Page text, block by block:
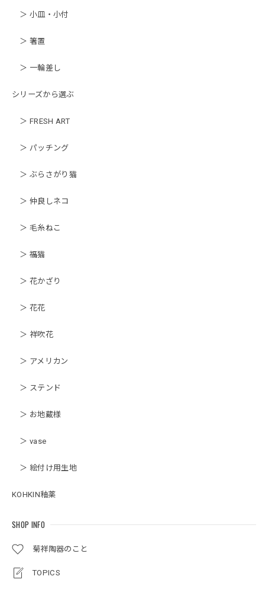
＞ 小皿・小付
＞ 箸置
＞ 一輪差し
シリーズから選ぶ
＞ FRESH ART
＞ パッチング
＞ ぶらさがり猫
＞ 仲良しネコ
＞ 毛糸ねこ
＞ 福猫
＞ 花かざり
＞ 花花
＞ 祥吹花
＞ アメリカン
＞ ステンド
＞ お地蔵様
＞ vase
＞ 絵付け用生地
KOHKIN釉薬
SHOP INFO
菊祥陶器のこと
TOPICS